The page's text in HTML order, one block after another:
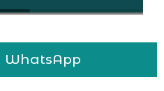
WhatsApp